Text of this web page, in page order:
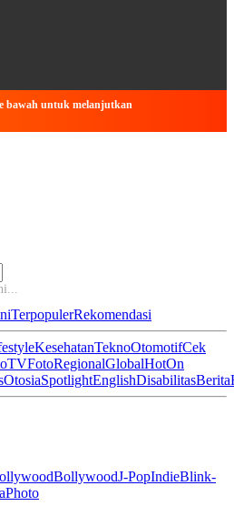
bawah untuk melanjutkan
TerpopulerRekomendasi
KesehatanTeknoOtomotifCek
TVFotoRegionalGlobalHotOn
OtosiaSpotlightEnglishDisabilitasBerita
BollywoodJ-PopIndieBlink-
Photo